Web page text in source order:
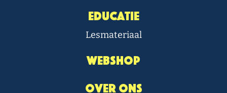
Educatie
Lesmateriaal
Webshop
Over Ons